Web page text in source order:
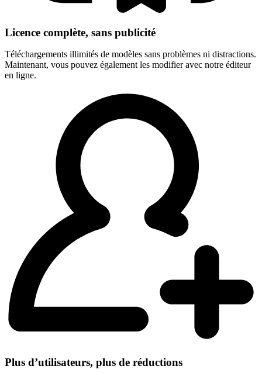
Licence complète, sans publicité
Téléchargements illimités de modèles sans problèmes ni distractions.
Maintenant, vous pouvez également les modifier avec notre éditeur
en ligne.
Plus d’utilisateurs, plus de réductions